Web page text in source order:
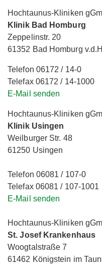
Hochtaunus-Kliniken
Klinik Bad Homburg
Zeppelinstr. 20
61352 Bad Homburg
Telefon 06172 / 14-0
Telefax 06172 / 14-1000
E-Mail senden
Hochtaunus-Kliniken
Klinik Usingen
Weilburger Str. 48
61250 Usingen
Telefon 06081 / 107-0
Telefax 06081 / 107-1001
E-Mail senden
Hochtaunus-Kliniken
St. Josef Krankenhaus
Woogtalstraße 7
61462 Königstein im